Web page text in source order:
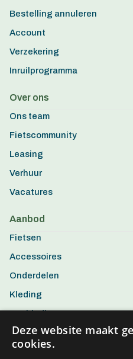
Bestelling annuleren
Account
Verzekering
Inruilprogramma
Over ons
Ons team
Fietscommunity
Leasing
Verhuur
Vacatures
Aanbod
Fietsen
Accessoires
Onderdelen
Kleding
Aanbiedingen
Deze website maakt
cookies.